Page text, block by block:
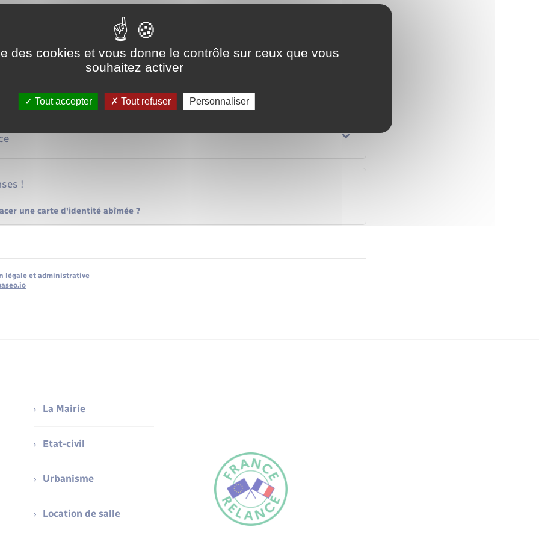
vous pouvez demander son renouvellement.
les mêmes que lors d'un <a href="https://www.lorleau.fr/permis-de-detention-de-chien/?
!
une carte d'identité abîmée ?
légale et administrative
La Mairie
Etat-civil
Urbanisme
Location de salle
des cookies et vous donne le contrôle sur ceux que vous
souhaitez activer
Tout accepter Tout refuser Personnaliser